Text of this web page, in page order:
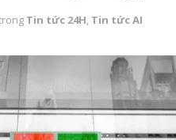
Tin tức 24H, Tin tức AI